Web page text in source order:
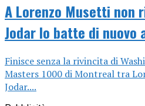
A Lorenzo Musetti non
Jodar lo batte di nuovo
Finisce senza la rivincita di
Masters 1000 di Montreal tra
Jodar....